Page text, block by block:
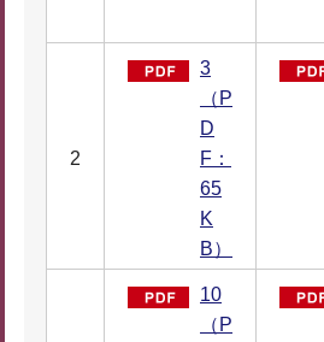
2
3
（P
D
F：
65
K
B）
10
（P